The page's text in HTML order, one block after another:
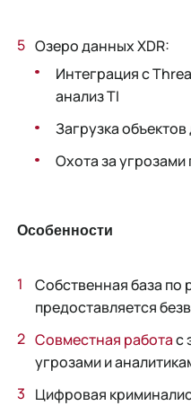
Озеро данных XDR:
Интеграция с
анализ TI
Загрузка
Охота за
Особенности
Собственная база по
предоставляется
Совместная работас
угрозами и
Цифровая